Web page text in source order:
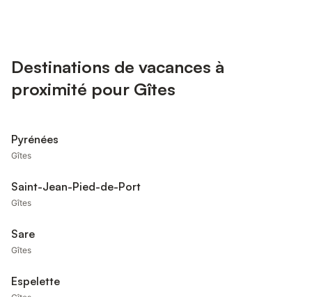
Destinations de vacances à
proximité pour Gîtes
Pyrénées
Gîtes
Saint-Jean-Pied-de-Port
Gîtes
Sare
Gîtes
Espelette